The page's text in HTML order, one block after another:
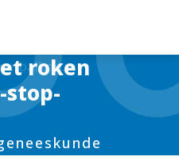
roken
stop-